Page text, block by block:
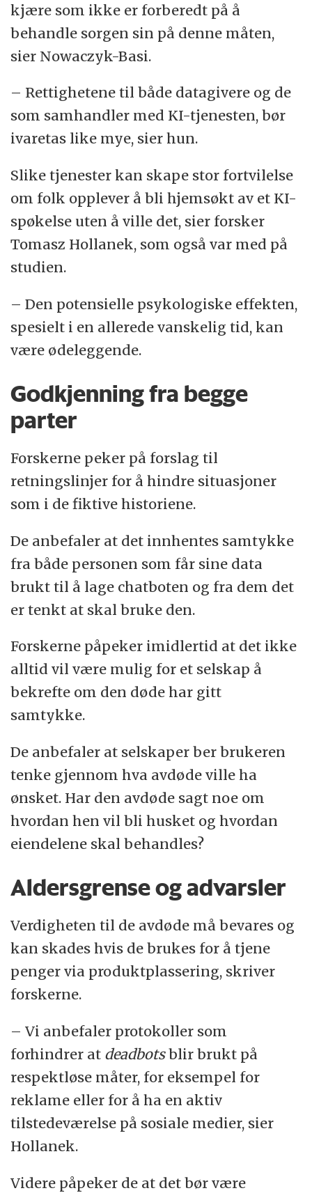
kjære som ikke er forberedt på å
behandle sorgen sin på denne måten,
sier Nowaczyk-Basi.
– Rettighetene til både datagivere og de
som samhandler med KI-tjenesten, bør
ivaretas like mye, sier hun.
Slike tjenester kan skape stor fortvilelse
om folk opplever å bli hjemsøkt av et KI-
spøkelse uten å ville det, sier forsker
Tomasz Hollanek, som også var med på
studien.
– Den potensielle psykologiske effekten,
spesielt i en allerede vanskelig tid, kan
være ødeleggende.
Godkjenning fra begge
parter
Forskerne peker på forslag til
retningslinjer for å hindre situasjoner
som i de fiktive historiene.
De anbefaler at det innhentes samtykke
fra både personen som får sine data
brukt til å lage chatboten og fra dem det
er tenkt at skal bruke den.
Forskerne påpeker imidlertid at det ikke
alltid vil være mulig for et selskap å
bekrefte om den døde har gitt
samtykke.
De anbefaler at selskaper ber brukeren
tenke gjennom hva avdøde ville ha
ønsket. Har den avdøde sagt noe om
hvordan hen vil bli husket og hvordan
eiendelene skal behandles?
Aldersgrense og advarsler
Verdigheten til de avdøde må bevares og
kan skades hvis de brukes for å tjene
penger via produktplassering, skriver
forskerne.
– Vi anbefaler protokoller som
forhindrer at deadbotsblir brukt på
respektløse måter, for eksempel for
reklame eller for å ha en aktiv
tilstedeværelse på sosiale medier, sier
Hollanek.
Videre påpeker de at det bør være